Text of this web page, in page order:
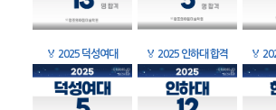
🏅 2025 덕성여대 🏅 2025 인하대 합격 🏅